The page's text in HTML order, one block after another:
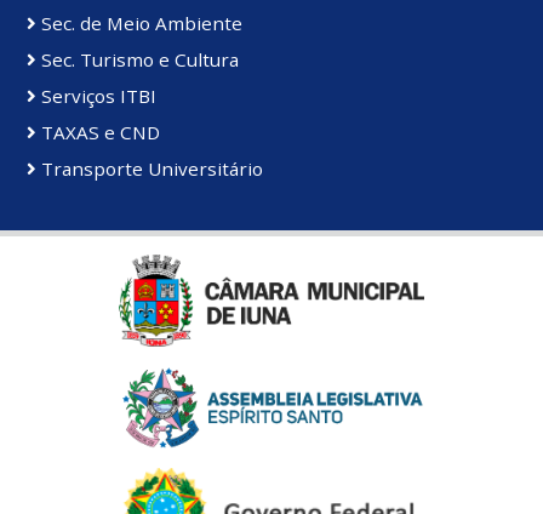
Sec. de Meio Ambiente
Sec. Turismo e Cultura
Serviços ITBI
TAXAS e CND
Transporte Universitário